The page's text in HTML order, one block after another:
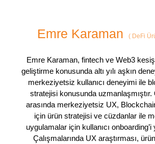
Emre Karaman ( DeFi
Emre Karaman, fintech ve Web3
geliştirme konusunda altı yılı aşkın
merkeziyetsiz kullanıcı deneyimi ile
stratejisi konusunda uzmanlaşmıştır.
arasında merkeziyetsiz UX,
için ürün stratejisi ve cüzdanlar ile
uygulamalar için kullanıcı onboarding’i
Çalışmalarında UX araştırması,